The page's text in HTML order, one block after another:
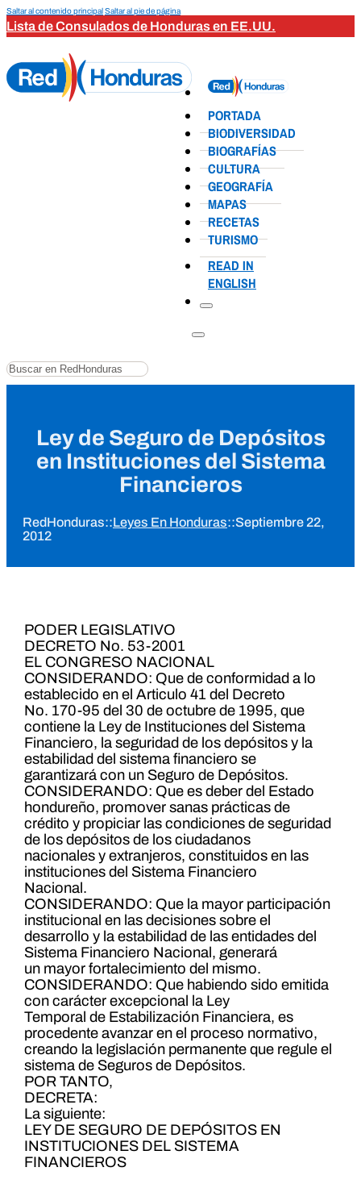
Saltar al contenido principalSaltar al pie de página
Lista de Consulados de Honduras en EE.UU.
PORTADA
BIODIVERSIDAD
BIOGRAFÍAS
CULTURA
GEOGRAFÍA
MAPAS
RECETAS
TURISMO
READ IN
ENGLISH
Buscar
Ley de Seguro de Depósitos
en Instituciones del Sistema
Financieros
RedHonduras::Leyes En Honduras::Septiembre 22,
2012
PODER LEGISLATIVO
DECRETO No. 53-2001
EL CONGRESO NACIONAL
CONSIDERANDO: Que de conformidad a lo
establecido en el Articulo 41 del Decreto
No. 170-95 del 30 de octubre de 1995, que
contiene la Ley de Instituciones del Sistema
Financiero, la seguridad de los depósitos y la
estabilidad del sistema financiero se
garantizará con un Seguro de Depósitos.
CONSIDERANDO: Que es deber del Estado
hondureño, promover sanas prácticas de
crédito y propiciar las condiciones de seguridad
de los depósitos de los ciudadanos
nacionales y extranjeros, constituidos en las
instituciones del Sistema Financiero
Nacional.
CONSIDERANDO: Que la mayor participación
institucional en las decisiones sobre el
desarrollo y la estabilidad de las entidades del
Sistema Financiero Nacional, generará
un mayor fortalecimiento del mismo.
CONSIDERANDO: Que habiendo sido emitida
con carácter excepcional la Ley
Temporal de Estabilización Financiera, es
procedente avanzar en el proceso normativo,
creando la legislación permanente que regule el
sistema de Seguros de Depósitos.
POR TANTO,
DECRETA:
La siguiente:
LEY DE SEGURO DE DEPÓSITOS EN
INSTITUCIONES DEL SISTEMA
FINANCIEROS